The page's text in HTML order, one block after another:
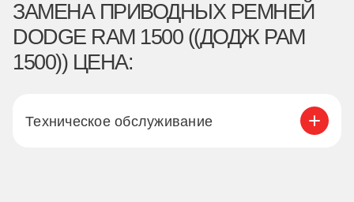
ЗАМЕНА ПРИВОДНЫХ РЕМНЕЙ
DODGE RAM 1500 ((ДОДЖ РАМ
1500)) ЦЕНА:
Техническое обслуживание